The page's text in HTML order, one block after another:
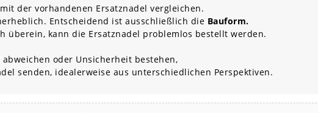
der vorhandenen Ersatznadel vergleichen.
Entscheidend ist ausschließlich die Bauform.
überein, kann die Ersatznadel problemlos bestellt werden.
oder Unsicherheit bestehen,
senden, idealerweise aus unterschiedlichen Perspektiven.